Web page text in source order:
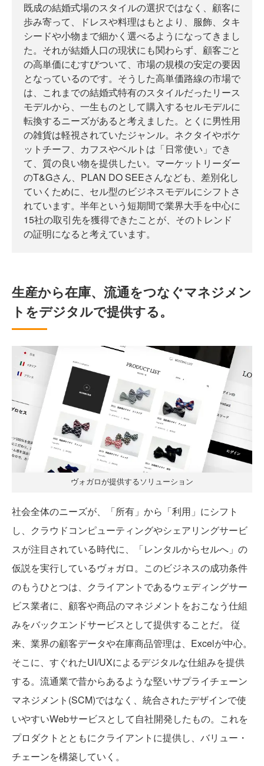
既成の結婚式場のスタイルの選択ではなく、顧客に
歩み寄って、ドレスや料理はもとより、服飾、タキ
シードや小物まで細かく選べるようになってきまし
た。それが結婚人口の現状にも関わらず、顧客ごと
の高単価にむすびついて、市場の規模の安定の要因
となっているのです。そうした高単価路線の市場で
は、これまでの結婚式特有のスタイルだったリース
モデルから、一生ものとして購入するセルモデルに
転換するニーズがあると考えました。とくに男性用
の雑貨は軽視されていたジャンル。ネクタイやポケ
ットチーフ、カフスやベルトは「日常使い」でき
て、質の良い物を提供したい。マーケットリーダー
のT&Gさん、PLAN DO SEEさんなども、差別化し
ていくために、セル型のビジネスモデルにシフトさ
れています。半年という短期間で業界大手を中心に
15社の取引先を獲得できたことが、そのトレンド
の証明になると考えています。
生産から在庫、流通をつなぐマネジメン
トをデジタルで提供する。
ヴォガロが提供するソリューション
社会全体のニーズが、「所有」から「利用」にシフト
し、クラウドコンピューティングやシェアリングサービ
スが注目されている時代に、「レンタルからセルへ」の
仮説を実行しているヴォガロ。このビジネスの成功条件
のもうひとつは、クライアントであるウェディングサー
ビス業者に、顧客や商品のマネジメントをおこなう仕組
みをバックエンドサービスとして提供することだ。 従
来、業界の顧客データや在庫商品管理は、Excelが中心。
そこに、すぐれたUI/UXによるデジタルな仕組みを提供
する。流通業で昔からあるような堅いサプライチェーン
マネジメント(SCM)ではなく、統合されたデザインで使
いやすいWebサービスとして自社開発したもの。これを
プロダクトとともにクライアントに提供し、バリュー・
チェーンを構築していく。